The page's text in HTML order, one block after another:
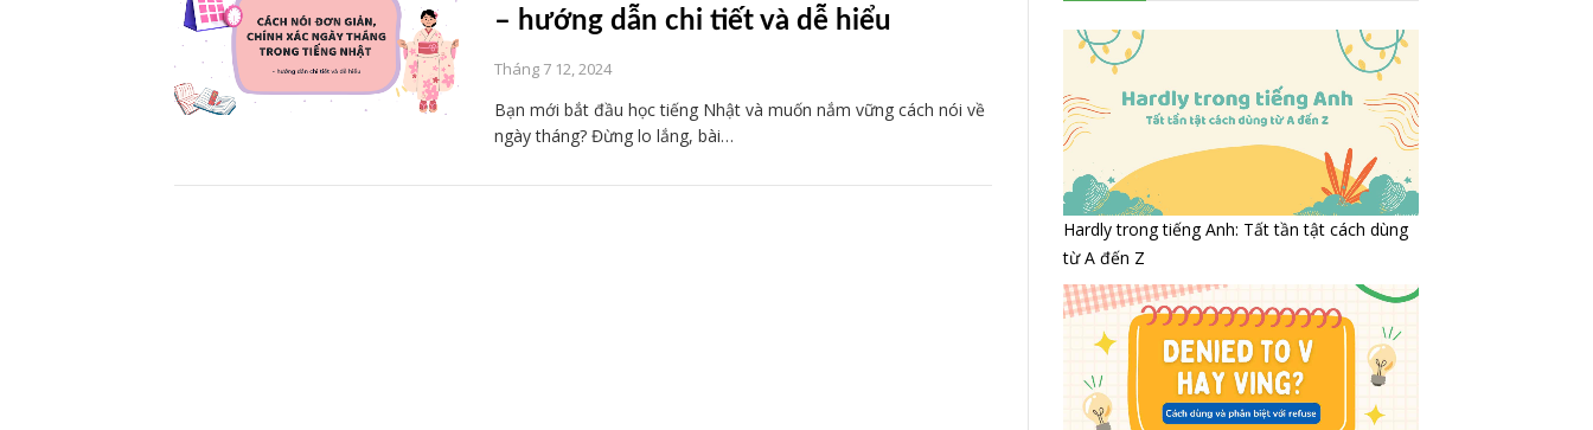
– hướng dẫn chi tiết và dễ hiểu
Tháng 7 12, 2024
Bạn mới bắt đầu học tiếng Nhật và muốn nắm vững cách nói về
ngày tháng? Đừng lo lắng, bài…
Hardly trong tiếng Anh: Tất tần tật cách dùng
từ A đến Z